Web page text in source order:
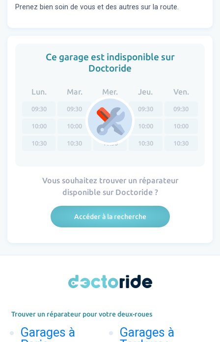
Prenez bien soin de vous et des autres sur la route.
Ce garage est indisponible sur
Doctoride
Lun.
09:30
10:00
10:30
Mar.
09:30
10:00
10:30
Mer.
09:30
10:00
10:30
Jeu.
09:30
10:00
10:30
Ven.
09:30
10:00
10:30
Vous souhaitez trouver un réparateur
disponible sur Doctoride ?
Accéder à la recherche
Trouver un réparateur pour votre deux-roues
Garages à
Garages à